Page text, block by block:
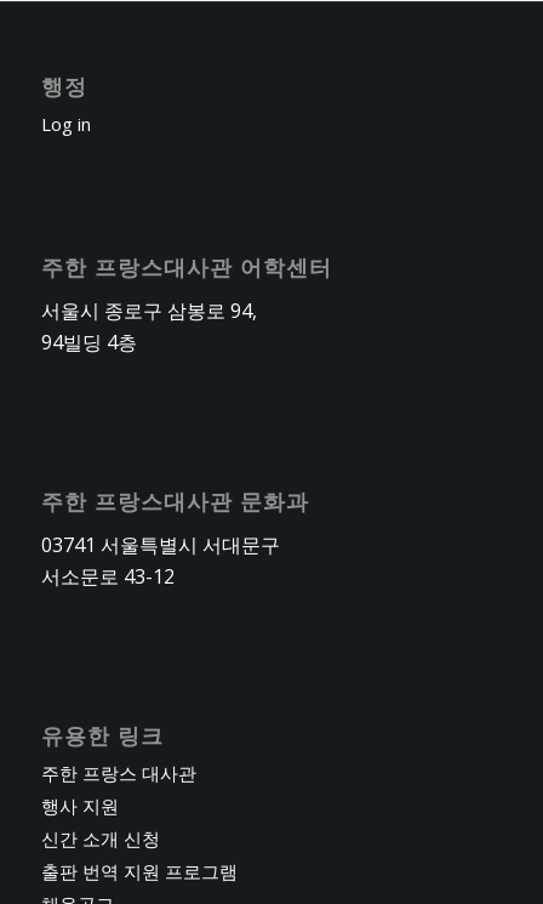
행정
Log in
주한 프랑스대사관 어학센터
서울시 종로구 삼봉로 94,
94빌딩 4층
주한 프랑스대사관 문화과
03741 서울특별시 서대문구
서소문로 43-12
유용한 링크
주한 프랑스 대사관
행사 지원
신간 소개 신청
출판 번역 지원 프로그램